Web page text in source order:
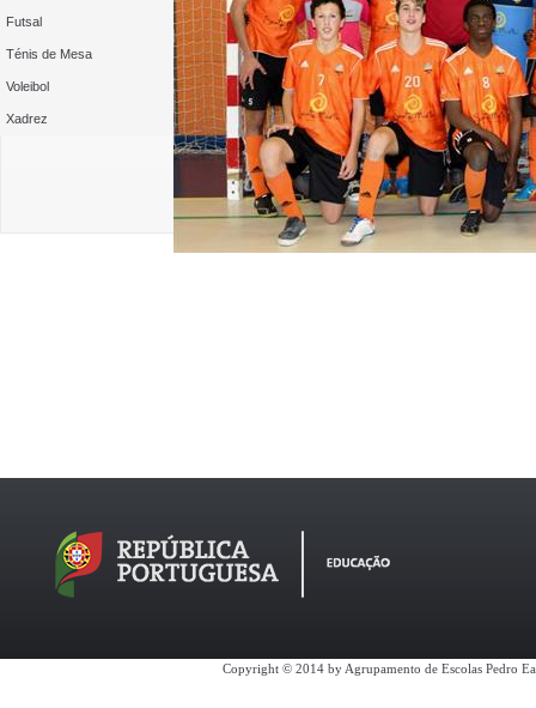
Futsal
Ténis de Mesa
Voleibol
Xadrez
Copyright © 2014 by Agrupamento de Escolas Pedro